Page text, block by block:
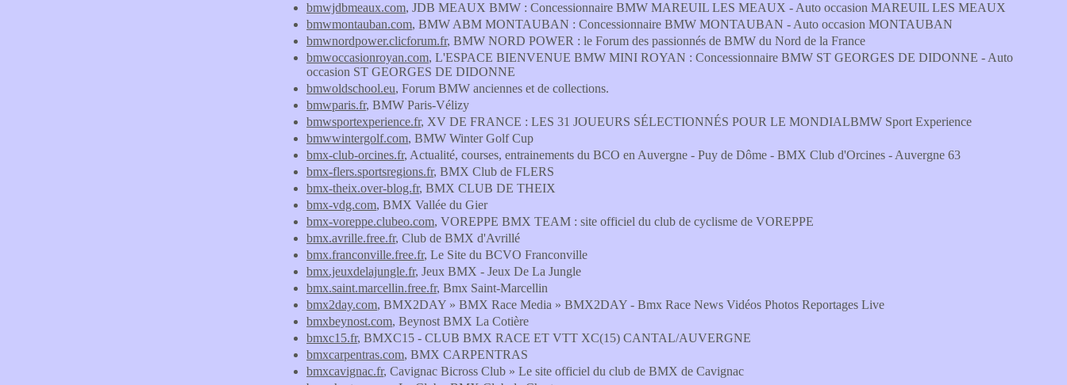
bmwjdbmeaux.com, JDB MEAUX BMW : Concessionnaire BMW MAREUIL LES MEAUX - Auto occasion MAREUIL LES MEAUX
bmwmontauban.com, BMW ABM MONTAUBAN : Concessionnaire BMW MONTAUBAN - Auto occasion MONTAUBAN
bmwnordpower.clicforum.fr, BMW NORD POWER : le Forum des passionnés de BMW du Nord de la France
bmwoccasionroyan.com, L'ESPACE BIENVENUE BMW MINI ROYAN : Concessionnaire BMW ST GEORGES DE DIDONNE - Auto
occasion ST GEORGES DE DIDONNE
bmwoldschool.eu, Forum BMW anciennes et de collections.
bmwparis.fr, BMW Paris-Vélizy
bmwsportexperience.fr, XV DE FRANCE : LES 31 JOUEURS SÉLECTIONNÉS POUR LE MONDIALBMW Sport Experience
bmwwintergolf.com, BMW Winter Golf Cup
bmx-club-orcines.fr, Actualité, courses, entrainements du BCO en Auvergne - Puy de Dôme - BMX Club d'Orcines - Auvergne 63
bmx-flers.sportsregions.fr, BMX Club de FLERS
bmx-theix.over-blog.fr, BMX CLUB DE THEIX
bmx-vdg.com, BMX Vallée du Gier
bmx-voreppe.clubeo.com, VOREPPE BMX TEAM : site officiel du club de cyclisme de VOREPPE
bmx.avrille.free.fr, Club de BMX d'Avrillé
bmx.franconville.free.fr, Le Site du BCVO Franconville
bmx.jeuxdelajungle.fr, Jeux BMX - Jeux De La Jungle
bmx.saint.marcellin.free.fr, Bmx Saint-Marcellin
bmx2day.com, BMX2DAY » BMX Race Media » BMX2DAY - Bmx Race News Vidéos Photos Reportages Live
bmxbeynost.com, Beynost BMX La Cotière
bmxc15.fr, BMXC15 - CLUB BMX RACE ET VTT XC(15) CANTAL/AUVERGNE
bmxcarpentras.com, BMX CARPENTRAS
bmxcavignac.fr, Cavignac Bicross Club » Le site officiel du club de BMX de Cavignac